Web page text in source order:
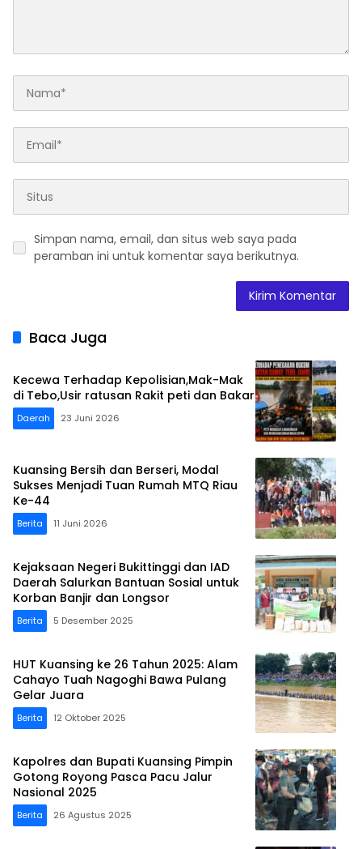
Simpan nama, email, dan situs web saya pada
peramban ini untuk komentar saya berikutnya.
Baca Juga
Kecewa Terhadap Kepolisian,Mak-Mak
di Tebo,Usir ratusan Rakit peti dan Bakar
Daerah 23 Juni 2026
Kuansing Bersih dan Berseri, Modal
Sukses Menjadi Tuan Rumah MTQ Riau
Ke-44
Berita 11 Juni 2026
Kejaksaan Negeri Bukittinggi dan IAD
Daerah Salurkan Bantuan Sosial untuk
Korban Banjir dan Longsor
Berita 5 Desember 2025
HUT Kuansing ke 26 Tahun 2025: Alam
Cahayo Tuah Nagoghi Bawa Pulang
Gelar Juara
Berita 12 Oktober 2025
Kapolres dan Bupati Kuansing Pimpin
Gotong Royong Pasca Pacu Jalur
Nasional 2025
Berita 26 Agustus 2025